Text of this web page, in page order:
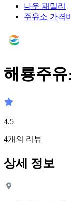
나우 패밀리
주유소 가격
해룡주
4.5
4개의 리뷰
상세 정보